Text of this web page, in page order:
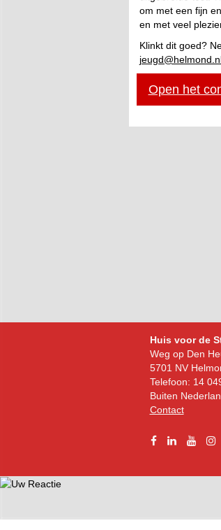
om met een fijn
en met veel
Klinkt dit goed?
Open het
Bezoekadres
Huis voor de
Weg op Den
5701 NV
Telefoon: 14
Buiten
Contact
Facebook
Linkedin